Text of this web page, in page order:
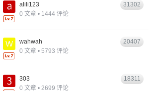
alili123
0 文章 • 1444 评论
31302
wahwah
0 文章 • 5793 评论
20407
303
0 文章 • 2699 评论
18311